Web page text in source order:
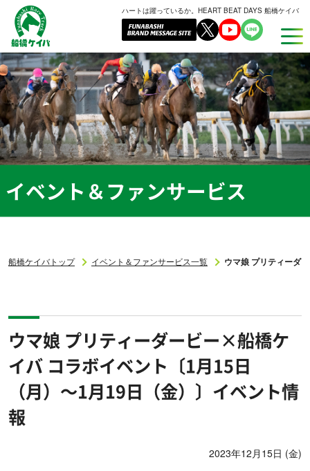
船
橋
ケ
イ
バ
ハートは躍っているか。HEART BEAT DAYS 船橋ケイバ
イベント＆ファンサービス
船橋ケイバトップ イベント＆ファンサービス一覧 ウマ娘 プリティーダ
ウマ娘 プリティーダービー×船橋ケ
イバ コラボイベント〔1月15日
（月）～1月19日（金）〕イベント情
報
2023年12月15日 (金)